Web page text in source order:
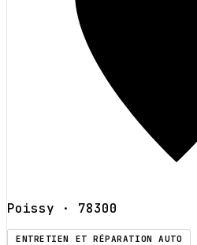
Poissy · 78300
ENTRETIEN ET RÉPARATION AUTO